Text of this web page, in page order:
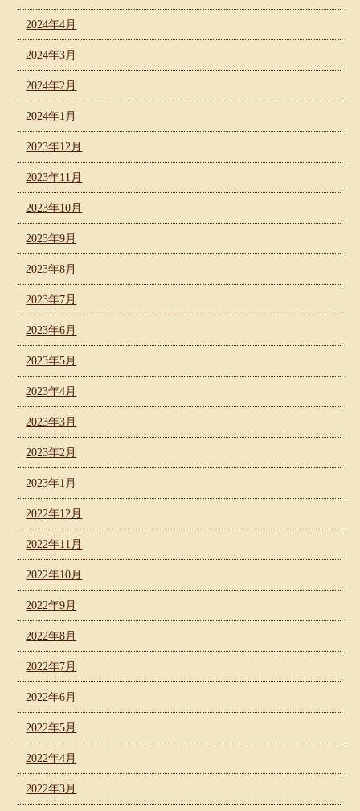
2024年4月
2024年3月
2024年2月
2024年1月
2023年12月
2023年11月
2023年10月
2023年9月
2023年8月
2023年7月
2023年6月
2023年5月
2023年4月
2023年3月
2023年2月
2023年1月
2022年12月
2022年11月
2022年10月
2022年9月
2022年8月
2022年7月
2022年6月
2022年5月
2022年4月
2022年3月